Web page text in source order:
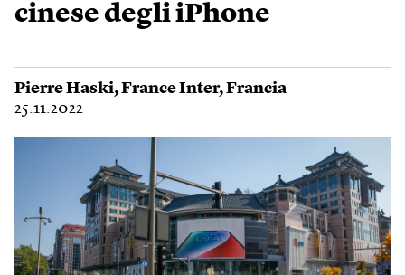
cinese degli iPhone
Pierre Haski,France Inter,Francia
25.11.2022